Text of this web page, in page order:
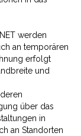
werden
an temporären
erfolgt
und
über das
in
an Standorten